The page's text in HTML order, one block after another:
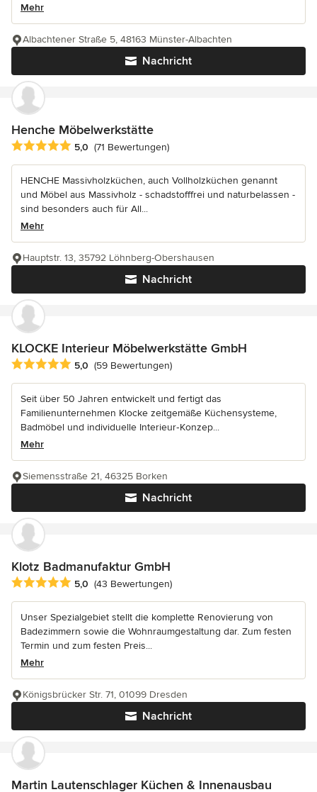
Mehr
Nachricht
Albachtener Straße 5, 48163 Münster-Albachten
Henche Möbelwerkstätte
Durchschnittliche Bewertung: 5 von 5 Sternen
5,0 (71 Bewertungen)
HENCHE Massivholzküchen, auch Vollholzküchen genannt
und Möbel aus Massivholz - schadstofffrei und naturbelassen -
sind besonders auch für All...
Mehr
Nachricht
Hauptstr. 13, 35792 Löhnberg-Obershausen
KLOCKE Interieur Möbelwerkstätte GmbH
Durchschnittliche Bewertung: 5 von 5 Sternen
5,0 (59 Bewertungen)
Seit über 50 Jahren entwickelt und fertigt das
Familienunternehmen Klocke zeitgemäße Küchensysteme,
Badmöbel und individuelle Interieur‑Konzep...
Mehr
Nachricht
Siemensstraße 21, 46325 Borken
Klotz Badmanufaktur GmbH
Durchschnittliche Bewertung: 5 von 5 Sternen
5,0 (43 Bewertungen)
Unser Spezialgebiet stellt die komplette Renovierung von
Badezimmern sowie die Wohnraumgestaltung dar. Zum festen
Termin und zum festen Preis...
Mehr
Nachricht
Königsbrücker Str. 71, 01099 Dresden
Martin Lautenschlager Küchen & Innenausbau